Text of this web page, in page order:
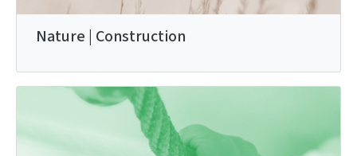
Nature | Construction